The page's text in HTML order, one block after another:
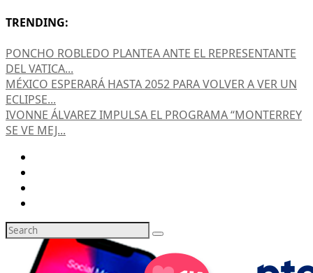
TRENDING:
PONCHO ROBLEDO PLANTEA ANTE EL REPRESENTANTE
DEL VATICA...
MÉXICO ESPERARÁ HASTA 2052 PARA VOLVER A VER UN
ECLIPSE...
IVONNE ÁLVAREZ IMPULSA EL PROGRAMA “MONTERREY
SE VE MEJ...